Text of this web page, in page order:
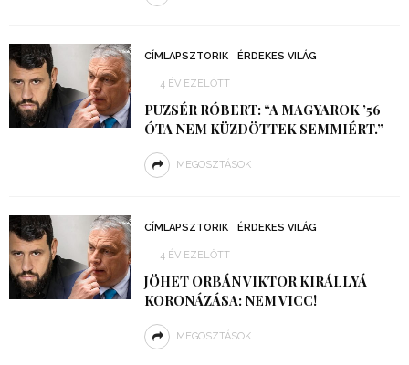
CÍMLAPSZTORIK ÉRDEKES VILÁG
4 ÉV EZELŐTT
PUZSÉR RÓBERT: “A MAGYAROK ’56
ÓTA NEM KÜZDÖTTEK SEMMIÉRT.”
MEGOSZTÁSOK
CÍMLAPSZTORIK ÉRDEKES VILÁG
4 ÉV EZELŐTT
JÖHET ORBÁN VIKTOR KIRÁLLYÁ
KORONÁZÁSA: NEM VICC!
MEGOSZTÁSOK